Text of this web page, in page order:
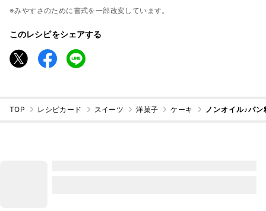
※みやすさのために書式を一部改変しています。
このレシピをシェアする
TOP レシピカード スイーツ 洋菓子 ケーキ ノンオイル♪パ